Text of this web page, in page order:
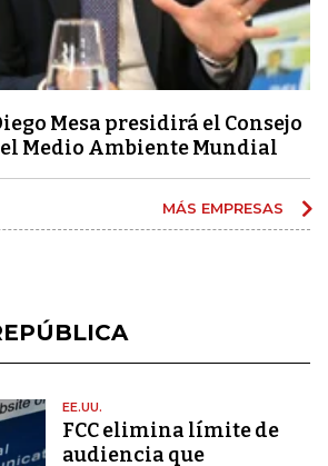
Mesa presidirá el Consejo
Medio Ambiente Mundial
MÁS EMPRESAS
EE.UU.
FCC elimina límite de
audiencia que